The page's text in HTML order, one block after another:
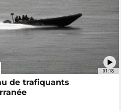
01:18
de trafiquants